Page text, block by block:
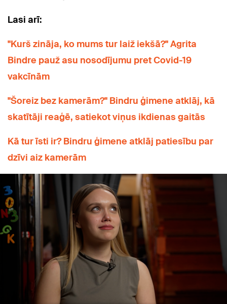
Lasi arī:
"Kurš zināja, ko mums tur laiž iekšā?" Agrita
Bindre pauž asu nosodījumu pret Covid-19
vakcīnām
"Šoreiz bez kamerām?" Bindru ģimene atklāj, kā
skatītāji reaģē, satiekot viņus ikdienas gaitās
Kā tur īsti ir? Bindru ģimene atklāj patiesību par
dzīvi aiz kamerām